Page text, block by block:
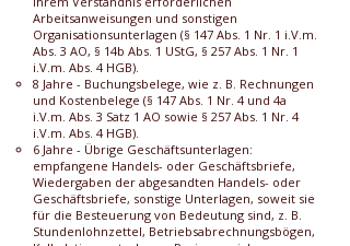
Arbeitsanweisungen und sonstigen
Organisationsunterlagen (§ 147 Abs. 1 Nr. 1 i.V.m.
Abs. 3 AO, § 14b Abs. 1 UStG, § 257 Abs. 1 Nr. 1
i.V.m. Abs. 4 HGB).
8 Jahre - Buchungsbelege, wie z. B. Rechnungen
und Kostenbelege (§ 147 Abs. 1 Nr. 4 und 4a
i.V.m. Abs. 3 Satz 1 AO sowie § 257 Abs. 1 Nr. 4
i.V.m. Abs. 4 HGB).
6 Jahre - Übrige Geschäftsunterlagen:
empfangene Handels- oder Geschäftsbriefe,
Wiedergaben der abgesandten Handels- oder
Geschäftsbriefe, sonstige Unterlagen, soweit sie
für die Besteuerung von Bedeutung sind, z. B.
Stundenlohnzettel, Betriebsabrechnungsbögen,